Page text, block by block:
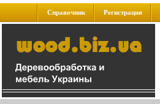
Справочник Регистрация